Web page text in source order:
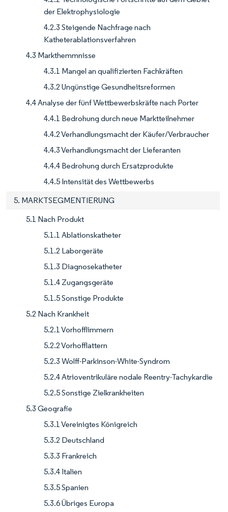
der Elektrophysiologie
4.2.3 Steigende Nachfrage nach
Katheterablationsverfahren
4.3 Markthemmnisse
4.3.1 Mangel an qualifizierten Fachkräften
4.3.2 Ungünstige Gesundheitsreformen
4.4 Analyse der fünf Wettbewerbskräfte nach Porter
4.4.1 Bedrohung durch neue Marktteilnehmer
4.4.2 Verhandlungsmacht der Käufer/Verbraucher
4.4.3 Verhandlungsmacht der Lieferanten
4.4.4 Bedrohung durch Ersatzprodukte
4.4.5 Intensität des Wettbewerbs
5. MARKTSEGMENTIERUNG
5.1 Nach Produkt
5.1.1 Ablationskatheter
5.1.2 Laborgeräte
5.1.3 Diagnosekatheter
5.1.4 Zugangsgeräte
5.1.5 Sonstige Produkte
5.2 Nach Krankheit
5.2.1 Vorhofflimmern
5.2.2 Vorhofflattern
5.2.3 Wolff-Parkinson-White-Syndrom
5.2.4 Atrioventrikuläre nodale Reentry-Tachykardie
5.2.5 Sonstige Zielkrankheiten
5.3 Geografie
5.3.1 Vereinigtes Königreich
5.3.2 Deutschland
5.3.3 Frankreich
5.3.4 Italien
5.3.5 Spanien
5.3.6 Übriges Europa